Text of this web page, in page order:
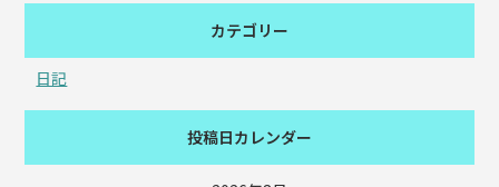
カテゴリー
日記
投稿日カレンダー